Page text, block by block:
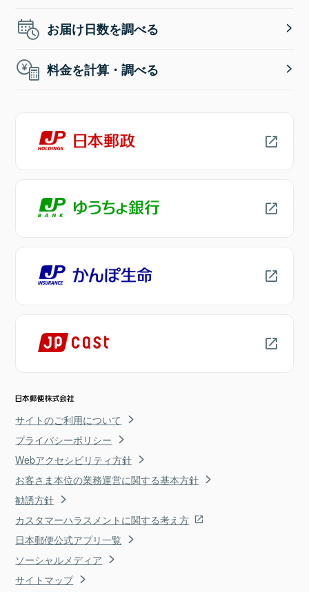
お届け日数を調べる
料金を計算・調べる
サイトのご利用について
プライバシーポリシー
Webアクセシビリティ方針
お客さま本位の業務運営に関する基本方針
勧誘方針
カスタマーハラスメントに関する考え方
日本郵便公式アプリ一覧
ソーシャルメディア
サイトマップ